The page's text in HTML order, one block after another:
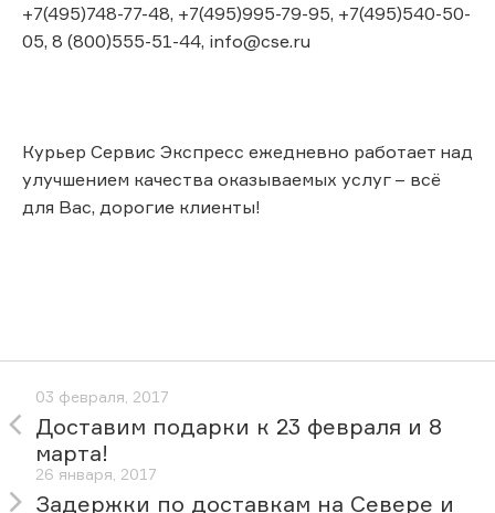
+7(495)748-77-48, +7(495)995-79-95, +7(495)540-50-
05, 8 (800)555-51-44, info@cse.ru
Курьер Сервис Экспресс ежедневно работает над
улучшением качества оказываемых услуг – всё
для Вас, дорогие клиенты!
03 февраля, 2017
Доставим подарки к 23 февраля и 8
марта!
26 января, 2017
Задержки по доставкам на Севере и